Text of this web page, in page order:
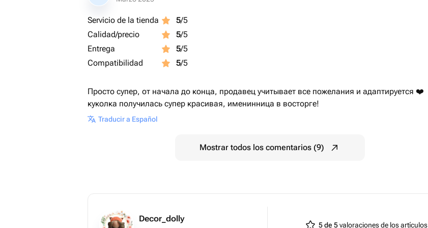
Servicio de la tienda 5/5
Calidad/precio
5/5
Entrega
5/5
Compatibilidad
5/5
Просто супер, от начала до конца, продавец учитывает все пожелания и адаптируется ❤️
куколка получилась супер красивая, именинница в восторге!
Traducir a Español
Mostrar todos los comentarios (9)
Decor_dolly
5 de 5valoraciones de los artículos